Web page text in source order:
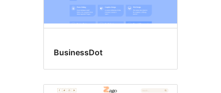
BusinessDot